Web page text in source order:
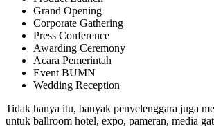
Grand Opening
Corporate Gathering
Press Conference
Awarding Ceremony
Acara Pemerintah
Event BUMN
Wedding Reception
Tidak hanya itu, banyak penyelenggara juga
untuk ballroom hotel, expo, pameran, media